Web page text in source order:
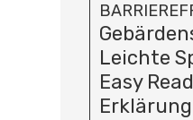
Leichte
Easy Read